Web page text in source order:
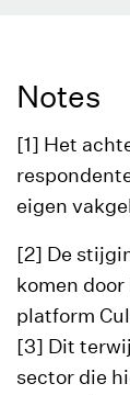
Notes
[1] Het
eigen
[2] De
komen
platform
[3] Dit
sector die